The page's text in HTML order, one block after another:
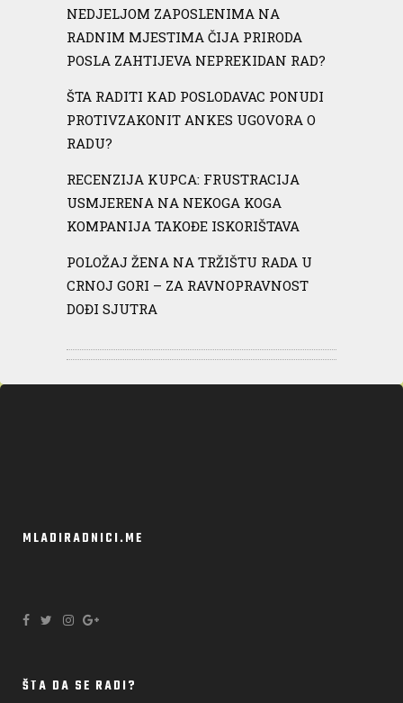
NEDJELJOM ZAPOSLENIMA NA
RADNIM MJESTIMA ČIJA PRIRODA
POSLA ZAHTIJEVA NEPREKIDAN RAD?
ŠTA RADITI KAD POSLODAVAC PONUDI
PROTIVZAKONIT ANKES UGOVORA O
RADU?
RECENZIJA KUPCA: FRUSTRACIJA
USMJERENA NA NEKOGA KOGA
KOMPANIJA TAKOĐE ISKORIŠTAVA
POLOŽAJ ŽENA NA TRŽIŠTU RADA U
CRNOJ GORI – ZA RAVNOPRAVNOST
DOĐI SJUTRA
MLADIRADNICI.ME
ŠTA DA SE RADI?